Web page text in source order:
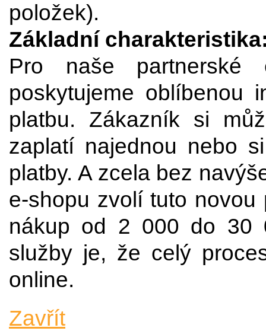
položek).
Základní
Pro naše partnerské
poskytujeme oblíbenou
platbu. Zákazník si
zaplatí najednou nebo
platby. A zcela bez
e-shopu zvolí tuto
nákup od 2 000 do 30
služby je, že celý
online.
Zavřít